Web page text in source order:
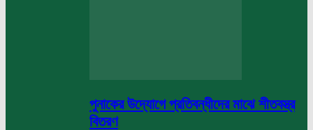
পুনাকের উদ্যোগে প্রতিবন্ধীদের মাঝে শীতবস্ত্র
বিতরণ